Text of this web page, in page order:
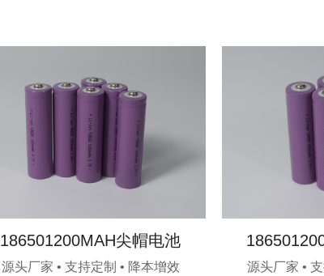
186501200MAH尖帽电池
源头厂家 • 支持定制 • 降本增效 源头厂家 •